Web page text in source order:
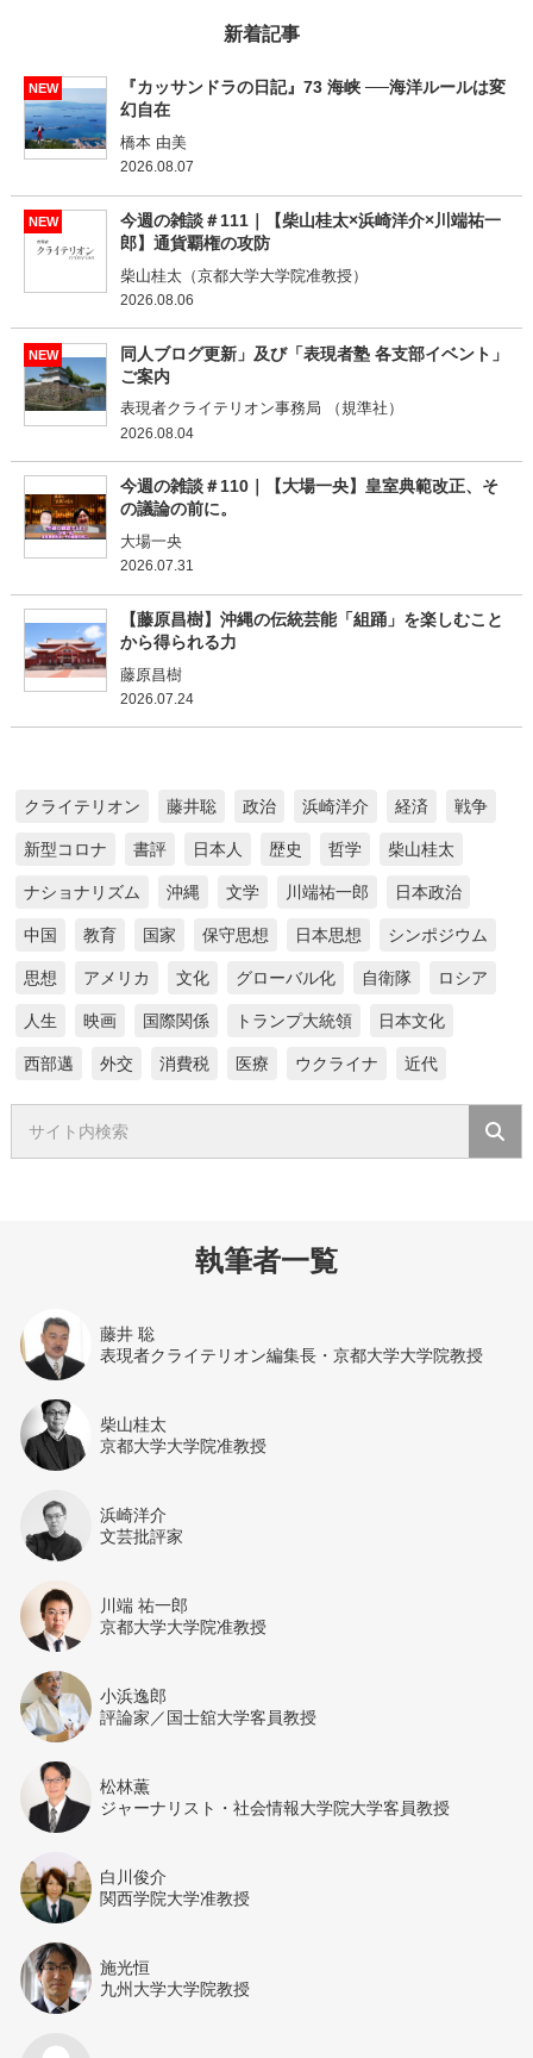
新着記事
NEW
『カッサンドラの日記』73 海峡 ──海洋ルールは変
幻自在
橋本 由美
2026.08.07
NEW
今週の雑談＃111｜【柴山桂太×浜崎洋介×川端祐一
郎】通貨覇権の攻防
柴山桂太（京都大学大学院准教授）
2026.08.06
NEW
同人ブログ更新」及び「表現者塾 各支部イベント」
ご案内
表現者クライテリオン事務局 （規準社）
2026.08.04
今週の雑談＃110｜【大場一央】皇室典範改正、そ
の議論の前に。
大場一央
2026.07.31
【藤原昌樹】沖縄の伝統芸能「組踊」を楽しむこと
から得られる力
藤原昌樹
2026.07.24
クライテリオン 藤井聡 政治 浜崎洋介 経済 戦争
新型コロナ 書評 日本人 歴史 哲学 柴山桂太
ナショナリズム 沖縄 文学 川端祐一郎 日本政治
中国 教育 国家 保守思想 日本思想 シンポジウム
思想 アメリカ 文化 グローバル化 自衛隊 ロシア
人生 映画 国際関係 トランプ大統領 日本文化
西部邁 外交 消費税 医療 ウクライナ 近代
執筆者一覧
藤井 聡
表現者クライテリオン編集長・京都大学大学院教授
柴山桂太
京都大学大学院准教授
浜崎洋介
文芸批評家
川端 祐一郎
京都大学大学院准教授
小浜逸郎
評論家／国士舘大学客員教授
松林薫
ジャーナリスト・社会情報大学院大学客員教授
白川俊介
関西学院大学准教授
施光恒
九州大学大学院教授